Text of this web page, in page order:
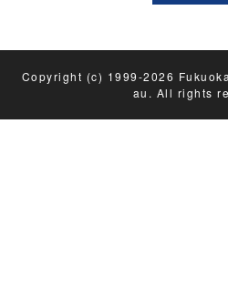
Copyright (c) 1999-2026
au. All rights